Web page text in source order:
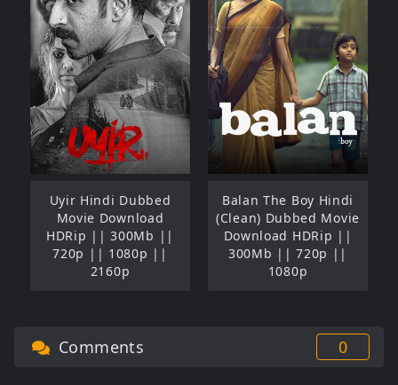
Uyir Hindi Dubbed
Movie Download
HDRip || 300Mb ||
720p || 1080p ||
2160p
Balan The Boy Hindi
(Clean) Dubbed Movie
Download HDRip ||
300Mb || 720p ||
1080p
Comments 0